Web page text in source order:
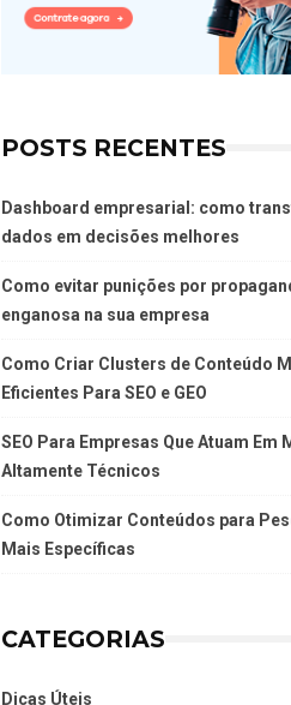
POSTS RECENTES
Dashboard empresarial: como
dados em decisões melhores
Como evitar punições por
enganosa na sua empresa
Como Criar Clusters de Conteúdo
Eficientes Para SEO e GEO
SEO Para Empresas Que Atuam Em
Altamente Técnicos
Como Otimizar Conteúdos para
Mais Específicas
CATEGORIAS
Dicas Úteis